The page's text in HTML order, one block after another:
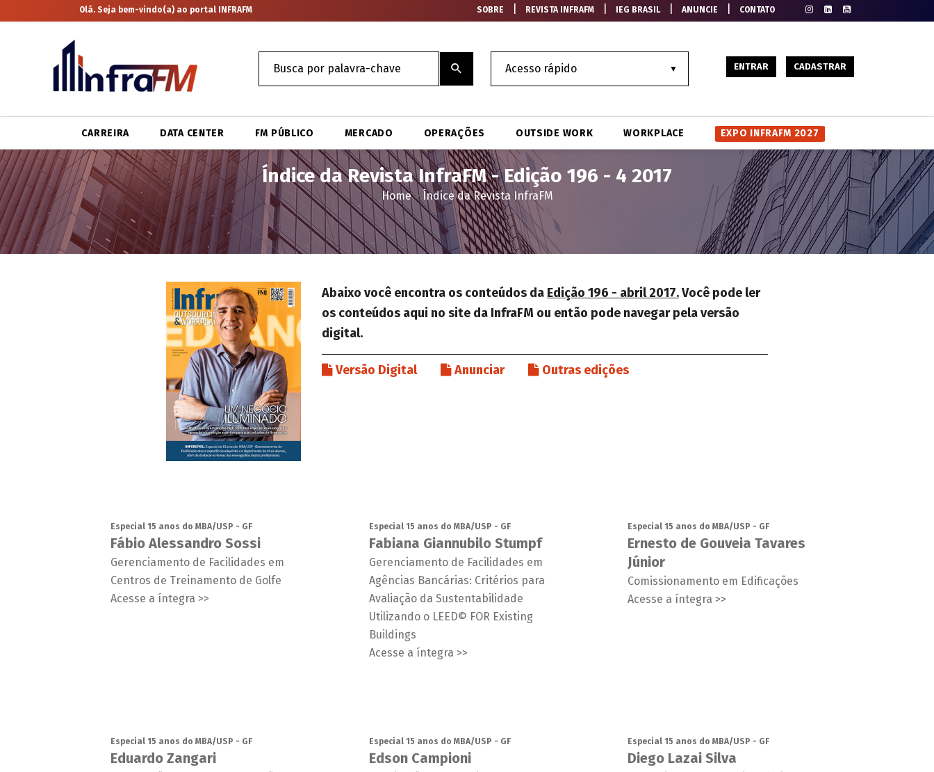
Olá. Seja bem-vindo(a) ao portal INFRAFM SOBRE REVISTA INFRAFM IEG BRASIL|ANUNCIE CONTATO
ENTRAR CADASTRAR
CARREIRA DATA CENTER FM PÚBLICO MERCADO OPERAÇÕES OUTSIDE WORK WORKPLACE EXPO INFRAFM 2027
Índice da Revista InfraFM - Edição 196 - 4 2017
Home> Índice da Revista InfraFM
Abaixo você encontra os conteúdos da Edição 196 - abril 2017.Você pode ler
os conteúdos aqui no site da InfraFM ou então pode navegar pela versão
digital.
Versão Digital Anunciar Outras edições
Especial 15 anos do MBA/USP - GF
Fábio Alessandro Sossi
Gerenciamento de Facilidades em
Centros de Treinamento de Golfe
Acesse a íntegra >>
Especial 15 anos do MBA/USP - GF
Fabiana Giannubilo Stumpf
Gerenciamento de Facilidades em
Agências Bancárias: Critérios para
Avaliação da Sustentabilidade
Utilizando o LEED© FOR Existing
Buildings
Acesse a íntegra >>
Especial 15 anos do MBA/USP - GF
Ernesto de Gouveia Tavares
Júnior
Comissionamento em Edificações
Acesse a íntegra >>
Especial 15 anos do MBA/USP - GF
Eduardo Zangari
Especial 15 anos do MBA/USP - GF
Edson Campioni
Especial 15 anos do MBA/USP - GF
Diego Lazai Silva